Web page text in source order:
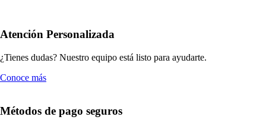
Atención Personalizada
¿Tienes dudas? Nuestro equipo está listo para ayudarte.
Conoce más
Métodos de pago seguros